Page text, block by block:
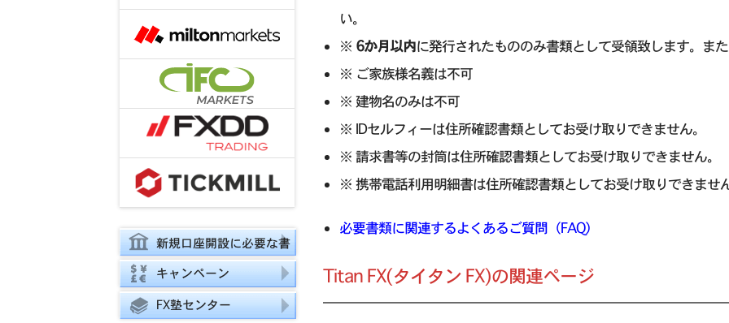
新規口座開設に必要な書
類
キャンペーン
FX塾センター
い。
※ 6か月以内に発行されたもののみ書類として受領致します。ま
※ ご家族様名義は不可
※ 建物名のみは不可
※ IDセルフィーは住所確認書類としてお受け取りできません。
※ 請求書等の封筒は住所確認書類としてお受け取りできません。
※ 携帯電話利用明細書は住所確認書類としてお受け取りできませ
必要書類に関連するよくあるご質問（FAQ）
Titan FX(タイタン FX)の関連ページ